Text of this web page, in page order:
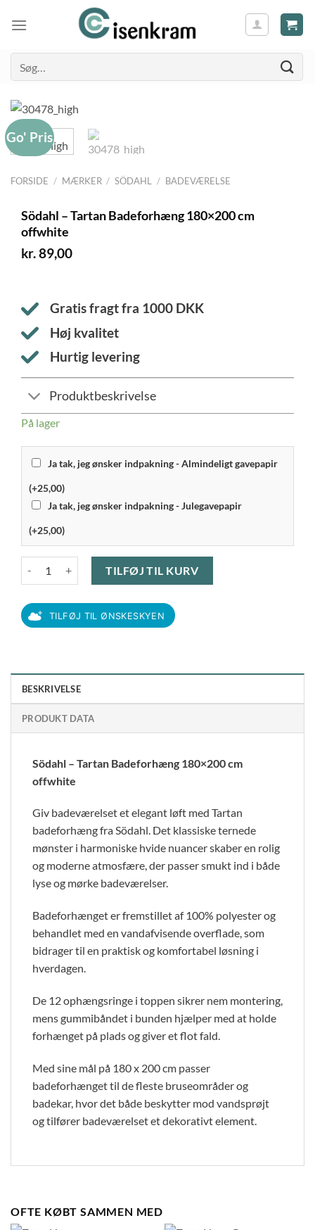
efter:
FORSIDE / MÆRKER / SÖDAHL / BADEVÆRELSE
Go' Pris
Södahl – Tartan Badeforhæng 180×200 cm
offwhite
kr.89,00
Gratis fragt fra 1000 DKK
Høj kvalitet
Hurtig levering
Produktbeskrivelse
På lager
Ja tak, jeg ønsker indpakning - Almindeligt gavepapir
(+25,00)
Ja tak, jeg ønsker indpakning - Julegavepapir
(+25,00)
TILFØJ TIL KURV
TILFØJ TIL ØNSKESKYEN
BESKRIVELSE
PRODUKT DATA
Södahl – Tartan Badeforhæng 180×200 cm
offwhite
Giv badeværelset et elegant løft med Tartan
badeforhæng fraSödahl. Det klassiske ternede
mønster i harmoniske hvide nuancer skaber en rolig
og moderne atmosfære, der passer smukt ind i både
lyse og mørke badeværelser.
Badeforhænget er fremstillet af 100% polyester og
behandlet med en vandafvisende overflade, som
bidrager til en praktisk og komfortabel løsning i
hverdagen.
De 12 ophængsringe i toppen sikrer nem montering,
mens gummibåndet i bunden hjælper med at holde
forhænget på plads og giver et flot fald.
Med sine mål på 180 x 200 cm passer
badeforhænget til de fleste bruseområder og
badekar, hvor det både beskytter mod vandsprøjt
og tilfører badeværelset et dekorativt element.
OFTE KØBT SAMMEN MED